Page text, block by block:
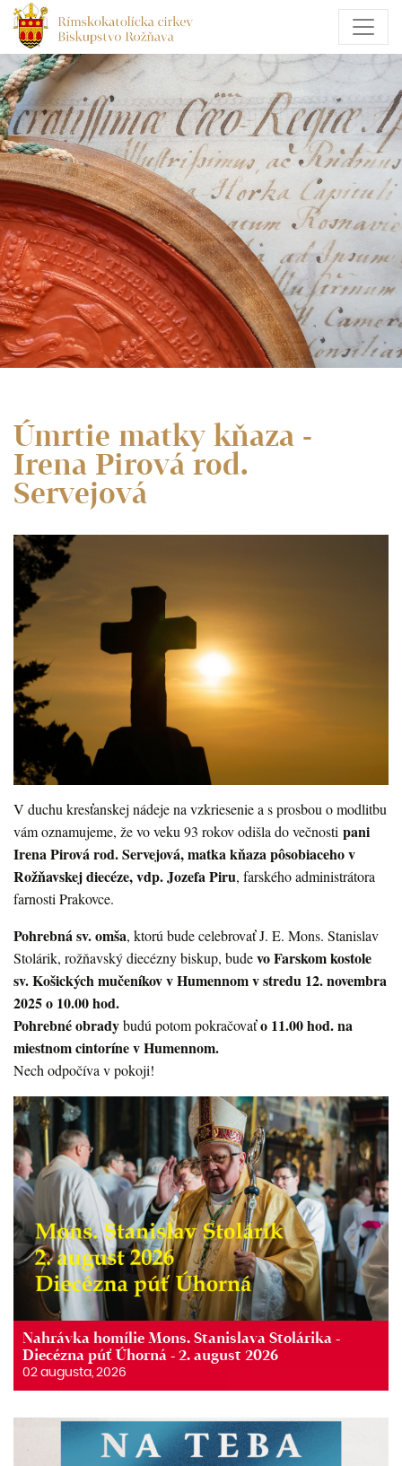
Úmrtie matky kňaza -
Irena Pirová rod.
Servejová
V duchu kresťanskej nádeje na vzkriesenie a s prosbou o modlitbu
vám oznamujeme, že vo veku 93 rokov odišla do večnosti pani
Irena Pirová rod. Servejová, matka kňaza pôsobiaceho v
Rožňavskej diecéze, vdp. Jozefa Piru, farského administrátora
farnosti Prakovce.
Pohrebná sv. omša, ktorú bude celebrovať J. E. Mons. Stanislav
Stolárik, rožňavský diecézny biskup, budevo Farskom kostole
sv. Košických mučeníkov v Humennom v stredu 12. novembra
2025 o 10.00 hod.
Pohrebné obradybudú potom pokračovaťo 11.00 hod. na
miestnom cintoríne v Humennom.
Nech odpočíva v pokoji!
Nahrávka homílie Mons. Stanislava Stolárika -
Diecézna púť Úhorná - 2. august 2026
02 augusta, 2026